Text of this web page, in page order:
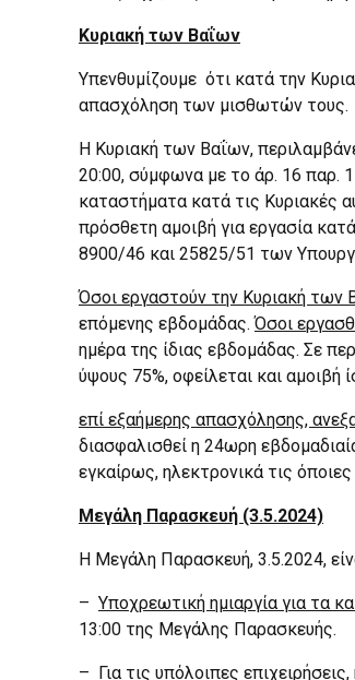
Κυριακή των Βαΐων
Υπενθυμίζουμε ότι κατά την
απασχόληση των μισθωτών τους.
Η Κυριακή των Βαΐων,
20:00, σύμφωνα με το άρ. 16 παρ.
καταστήματα κατά τις Κυριακές
πρόσθετη αμοιβή για εργασία
8900/46 και 25825/51 των
Όσοι εργαστούν την Κυριακή
επόμενης εβδομάδας.Όσοι
ημέρα της ίδιας εβδομάδας. Σε
ύψους 75%, οφείλεται και
επί εξαήμερης απασχόλησης,
διασφαλισθεί η 24ωρη
εγκαίρως, ηλεκτρονικά τις
Μεγάλη Παρασκευή (3.5.2024)
H Μεγάλη Παρασκευή, 3.5.2024,
– Υποχρεωτική ημιαργία για τα
13:00 της Μεγάλης Παρασκευής.
– Για τις υπόλοιπες